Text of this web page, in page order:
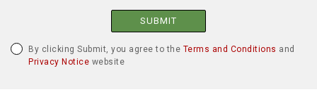
SUBMIT
By clicking Submit, you agree to the Terms and Conditions and
Privacy Notice website